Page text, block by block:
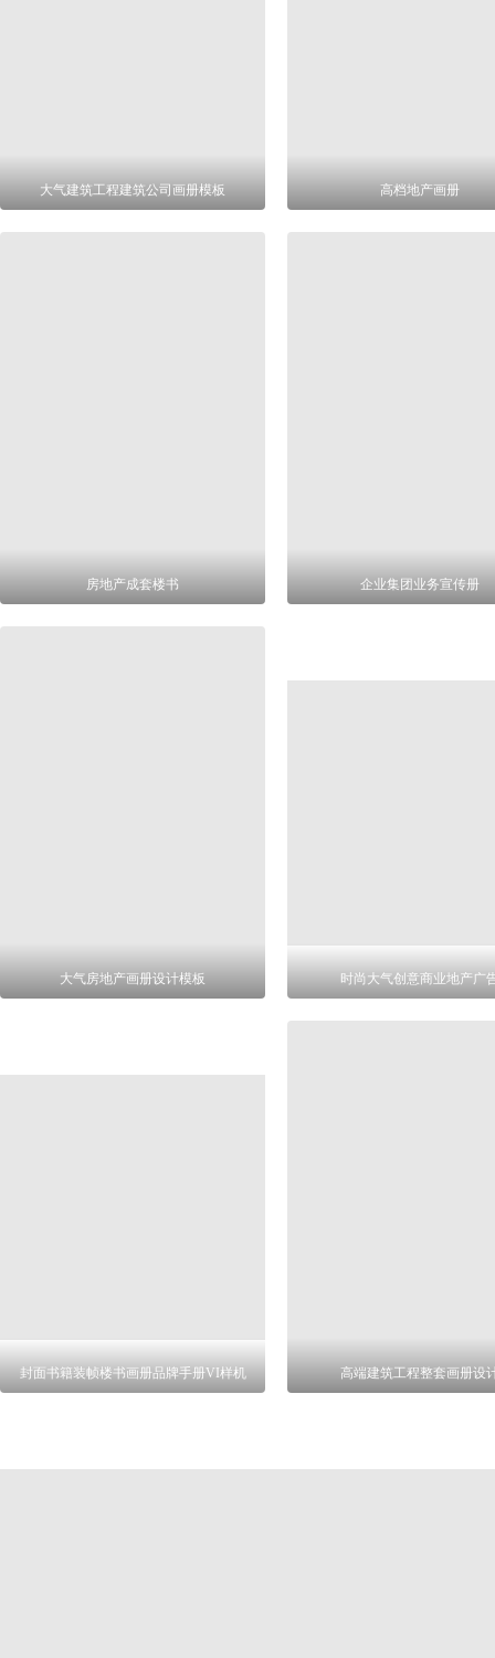
大气建筑工程建筑公司画册模板 高档地产画册
房地产成套楼书 企业集团业务宣传册
大气房地产画册设计模板 时尚大气创意商业地产广
封面书籍装帧楼书画册品牌手册VI样机 高端建筑工程整套画册设